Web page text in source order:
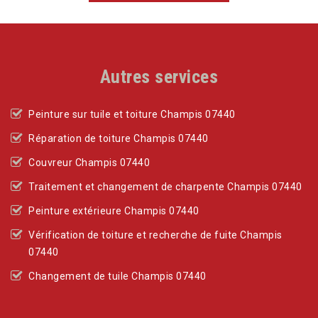
Autres services
Peinture sur tuile et toiture Champis 07440
Réparation de toiture Champis 07440
Couvreur Champis 07440
Traitement et changement de charpente Champis 07440
Peinture extérieure Champis 07440
Vérification de toiture et recherche de fuite Champis
07440
Changement de tuile Champis 07440